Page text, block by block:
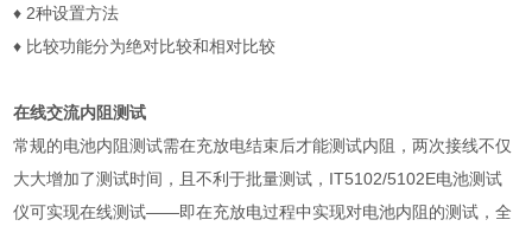
♦ 2种设置方法
♦ 比较功能分为绝对比较和相对比较
在线交流内阻测试
常规的电池内阻测试需在充放电结束后才能测试内阻，两次接线不仅
大大增加了测试时间，且不利于批量测试， IT5102/5102E电池测试
仪可实现在线测试——即在充放电过程中实现对电池内阻的测试，全